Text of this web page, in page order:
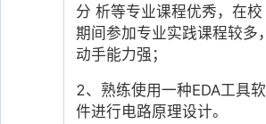
分 析等专业课程优秀，在校
期间参加专业实践课程较多，
动手能力强；
2、熟练使用一种EDA工具软
件进行电路原理设计。